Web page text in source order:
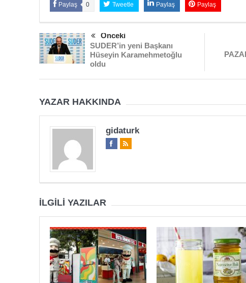
Paylaş 0 Tweetle Paylaş Paylaş
Önceki
SUDER’in yeni Başkanı
Hüseyin Karamehmetoğlu
oldu
YAZAR HAKKINDA
gidaturk
İLGILI YAZILAR